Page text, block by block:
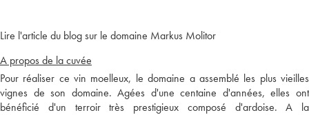
Lire l'article du blog sur le domaine Markus Molitor
A propos de la cuvée
Pour réaliser ce vin moelleux, le domaine a assemblé les plus vieilles
vignes de son domaine. Agées d'une centaine d'années, elles ont
bénéficié d'un terroir très prestigieux composé d'ardoise. A la